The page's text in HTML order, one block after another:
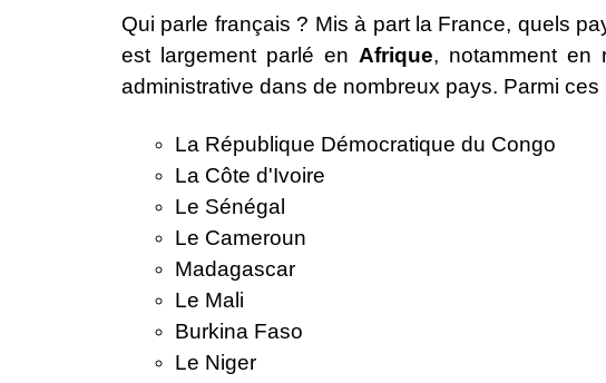
Qui parle français ? Mis à part la France, quels
est largement parlé en Afrique, notamment en
administrative dans de nombreux pays. Parmi
La République Démocratique du Congo
La Côte d'Ivoire
Le Sénégal
Le Cameroun
Madagascar
Le Mali
Burkina Faso
Le Niger